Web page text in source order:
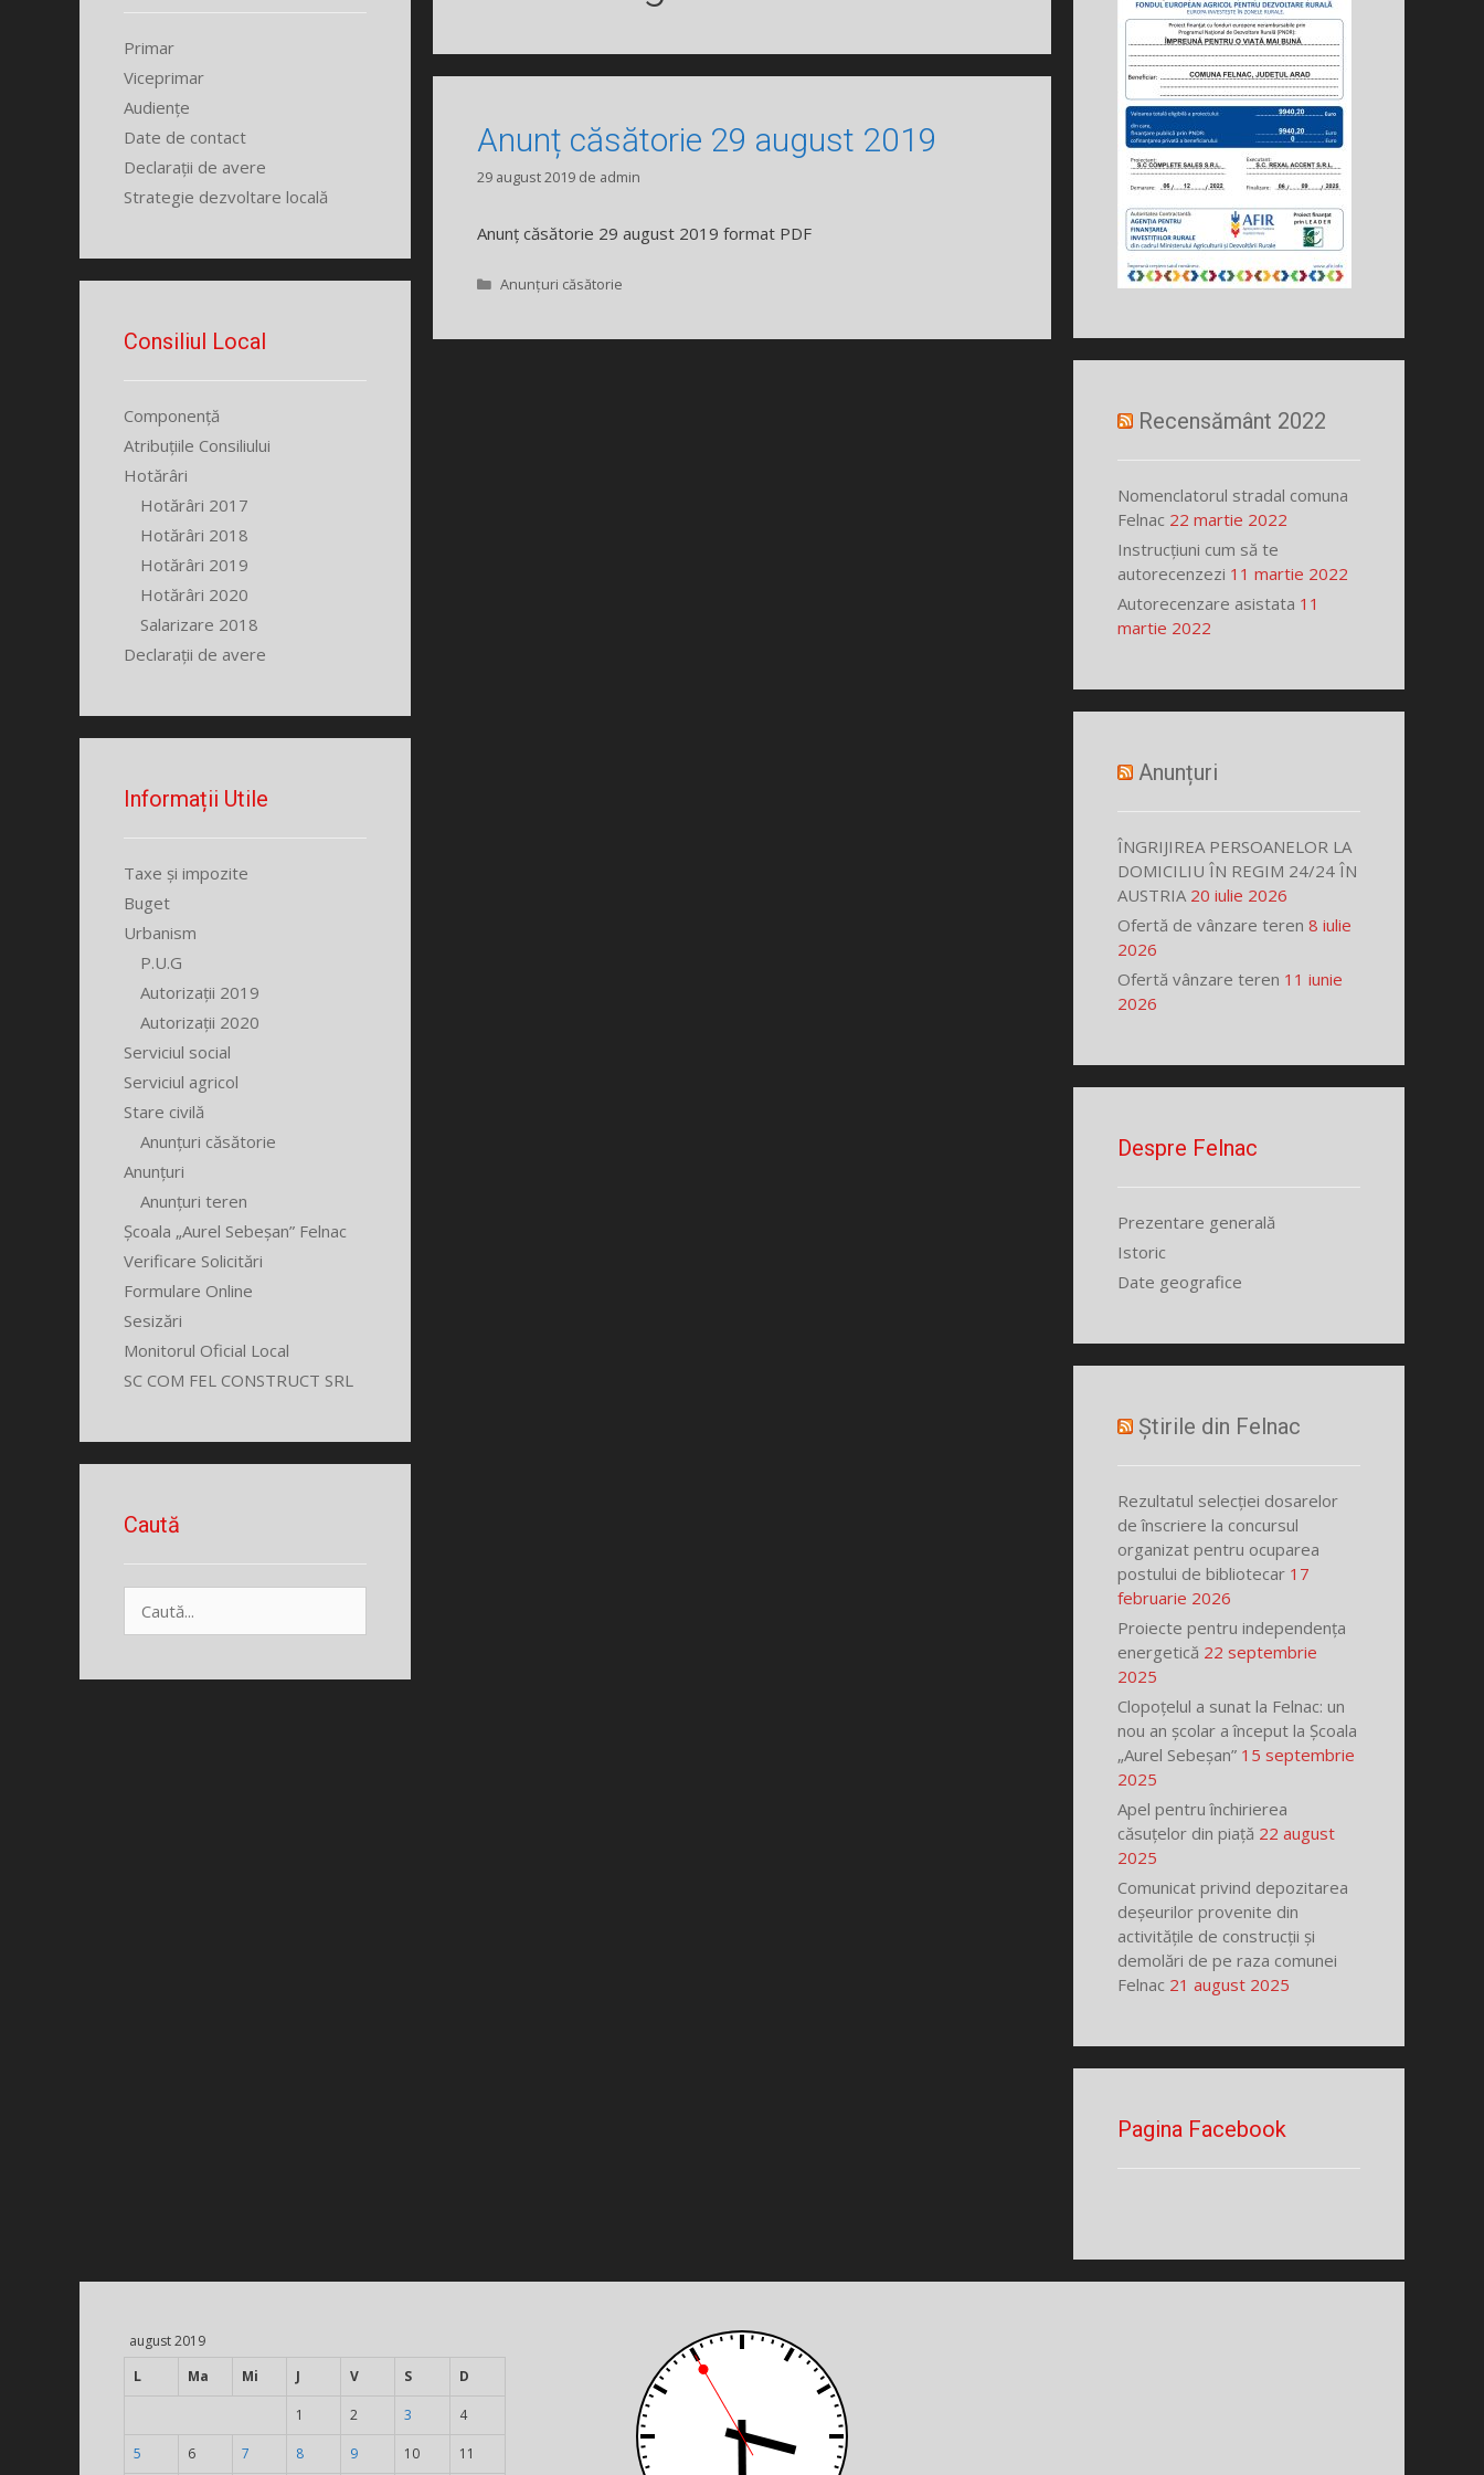
Anunț căsătorie 29 august 2019
29 august 2019 de admin
Anunț căsătorie 29 august 2019 format PDF
Categorii
Anunțuri căsătorie
Primar
Viceprimar
Audiențe
Date de contact
Declarații de avere
Strategie dezvoltare locală
Consiliul Local
Componență
Atribuțiile Consiliului
Hotărâri
Hotărâri 2017
Hotărâri 2018
Hotărâri 2019
Hotărâri 2020
Salarizare 2018
Declarații de avere
Informații Utile
Taxe și impozite
Buget
Urbanism
P.U.G
Autorizații 2019
Autorizații 2020
Serviciul social
Serviciul agricol
Stare civilă
Anunțuri căsătorie
Anunțuri
Anunțuri teren
Școala „Aurel Sebeșan” Felnac
Verificare Solicitări
Formulare Online
Sesizări
Monitorul Oficial Local
SC COM FEL CONSTRUCT SRL
Caută
după:
Recensământ 2022
Nomenclatorul stradal comuna
Felnac 22 martie 2022
Instrucțiuni cum să te
autorecenzezi 11 martie 2022
Autorecenzare asistata 11
martie 2022
Anunțuri
ÎNGRIJIREA PERSOANELOR LA
DOMICILIU ÎN REGIM 24/24 ÎN
AUSTRIA 20 iulie 2026
Ofertă de vânzare teren 8 iulie
2026
Ofertă vânzare teren 11 iunie
2026
Despre Felnac
Prezentare generală
Istoric
Date geografice
Știrile din Felnac
Rezultatul selecției dosarelor
de înscriere la concursul
organizat pentru ocuparea
postului de bibliotecar 17
februarie 2026
Proiecte pentru independența
energetică 22 septembrie
2025
Clopoțelul a sunat la Felnac: un
nou an școlar a început la Școala
„Aurel Sebeșan” 15 septembrie
2025
Apel pentru închirierea
căsuțelor din piață 22 august
2025
Comunicat privind depozitarea
deșeurilor provenite din
activitățile de construcții și
demolări de pe raza comunei
Felnac 21 august 2025
Pagina Facebook
august 2019
L
Ma Mi J V S D
1 2 3 4
5 6 7 8 9 10 11